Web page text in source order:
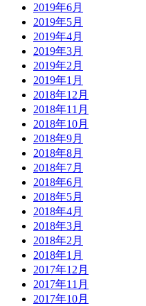
2019年6月
2019年5月
2019年4月
2019年3月
2019年2月
2019年1月
2018年12月
2018年11月
2018年10月
2018年9月
2018年8月
2018年7月
2018年6月
2018年5月
2018年4月
2018年3月
2018年2月
2018年1月
2017年12月
2017年11月
2017年10月